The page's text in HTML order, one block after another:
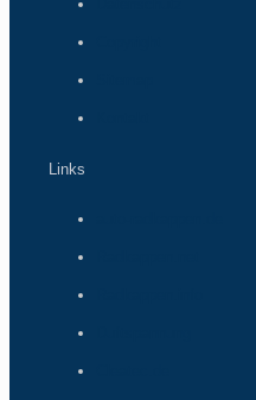
Links